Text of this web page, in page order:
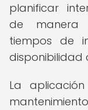
planificar
de manera
tiempos de
disponibilidad
La